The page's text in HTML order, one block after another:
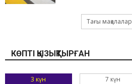
Тағы мақалалар
КӨПТІ ҚЫЗЫҚТЫРҒАН
3 күн 7 күн